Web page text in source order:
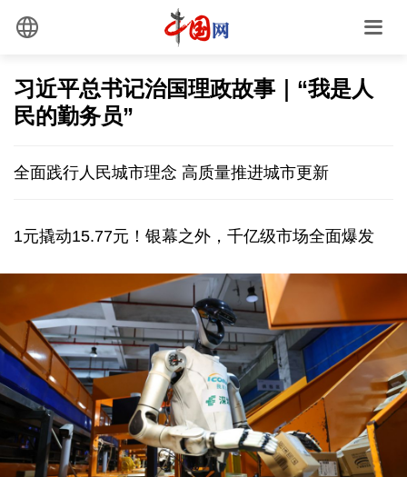
习近平总书记治国理政故事｜“我是人
民的勤务员”
全面践行人民城市理念 高质量推进城市更新
1元撬动15.77元！银幕之外，千亿级市场全面爆发